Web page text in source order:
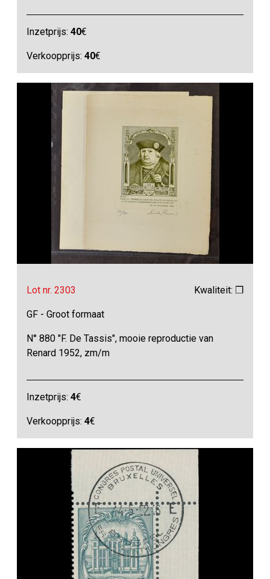
Inzetprijs:40€
Verkoopprijs:40€
Lot nr. 2303 Kwaliteit: ❒
GF - Groot formaat
N° 880 "F. De Tassis", mooie reproductie van
Renard 1952, zm/m
Inzetprijs:4€
Verkoopprijs:4€